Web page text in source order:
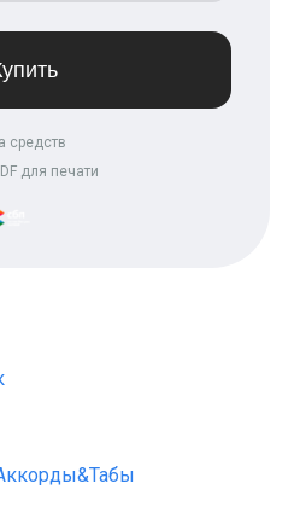
средств
для печати